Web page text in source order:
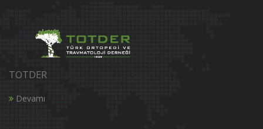
TOTDER
Devamı